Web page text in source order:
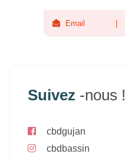
Email
Suivez -nous !
cbdgujan
cbdbassin